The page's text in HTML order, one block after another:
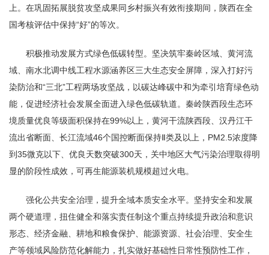
上。在巩固拓展脱贫攻坚成果同乡村振兴有效衔接期间，陕西在全
国考核评估中保持“好”的等次。
积极推动发展方式绿色低碳转型。坚决筑牢秦岭区域、黄河流
域、南水北调中线工程水源涵养区三大生态安全屏障，深入打好污
染防治和“三北”工程两场攻坚战，以碳达峰碳中和为牵引培育绿色动
能，促进经济社会发展全面进入绿色低碳轨道。秦岭陕西段生态环
境质量优良等级面积保持在99%以上，黄河干流陕西段、汉丹江干
流出省断面、长江流域46个国控断面保持Ⅱ类及以上，PM2.5浓度降
到35微克以下、优良天数突破300天，关中地区大气污染治理取得明
显的阶段性成效，可再生能源装机规模超过火电。
强化公共安全治理，提升全域本质安全水平。坚持安全和发展
两个硬道理，扭住健全和落实责任制这个重点持续提升政治和意识
形态、经济金融、耕地和粮食保护、能源资源、社会治理、安全生
产等领域风险防范化解能力，扎实做好基础性日常性预防性工作，